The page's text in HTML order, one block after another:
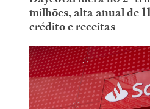
milhões, alta anual de
crédito e receitas